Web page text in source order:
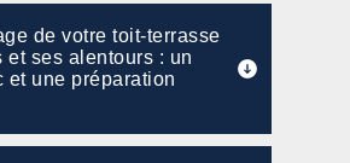
de votre toit-terrasse
et ses alentours : un
et une préparation